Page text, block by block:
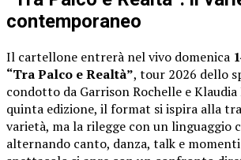
contemporaneo
Il cartellone entrerà nel vivo domenica
“Tra Palco e Realtà”, tour 2026 dello
condotto da Garrison Rochelle e
quinta edizione, il format si ispira alla
varietà, ma la rilegge con un linguaggio
alternando canto, danza, talk e